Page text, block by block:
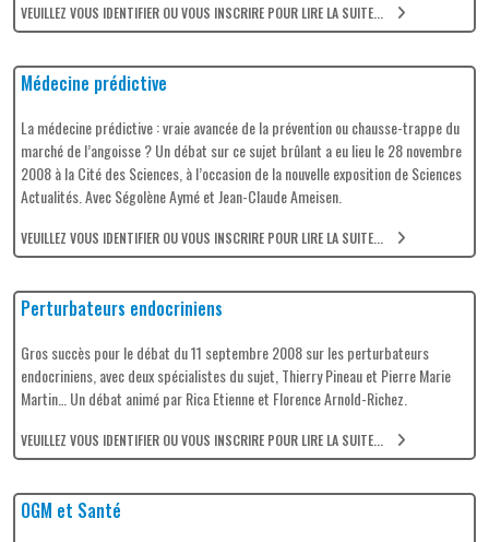
VEUILLEZ VOUS IDENTIFIER OU VOUS INSCRIRE POUR LIRE LA SUITE...
Médecine prédictive
La médecine prédictive : vraie avancée de la prévention ou chausse-trappe du
marché de l’angoisse ? Un débat sur ce sujet brûlant a eu lieu le 28 novembre
2008 à la Cité des Sciences, à l’occasion de la nouvelle exposition de Sciences
Actualités. Avec Ségolène Aymé et Jean-Claude Ameisen.
VEUILLEZ VOUS IDENTIFIER OU VOUS INSCRIRE POUR LIRE LA SUITE...
Perturbateurs endocriniens
Gros succès pour le débat du 11 septembre 2008 sur les perturbateurs
endocriniens, avec deux spécialistes du sujet, Thierry Pineau et Pierre Marie
Martin… Un débat animé par Rica Etienne et Florence Arnold-Richez.
VEUILLEZ VOUS IDENTIFIER OU VOUS INSCRIRE POUR LIRE LA SUITE...
OGM et Santé